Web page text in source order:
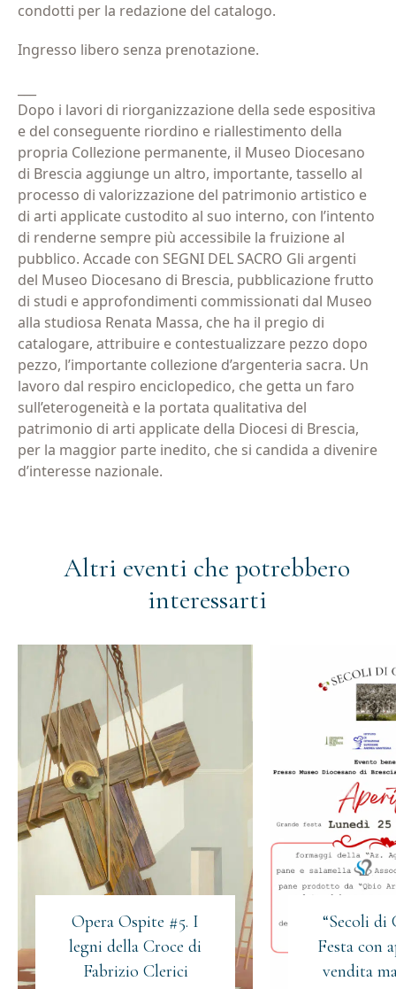
condotti per la redazione del catalogo.
Ingresso libero senza prenotazione.
Dopo i lavori di riorganizzazione della sede espositiva
e del conseguente riordino e riallestimento della
propria Collezione permanente, il Museo Diocesano
di Brescia aggiunge un altro, importante, tassello al
processo di valorizzazione del patrimonio artistico e
di arti applicate custodito al suo interno, con l’intento
di renderne sempre più accessibile la fruizione al
pubblico. Accade con SEGNI DEL SACRO Gli argenti
del Museo Diocesano di Brescia, pubblicazione frutto
di studi e approfondimenti commissionati dal Museo
alla studiosa Renata Massa, che ha il pregio di
catalogare, attribuire e contestualizzare pezzo dopo
pezzo, l’importante collezione d’argenteria sacra. Un
lavoro dal respiro enciclopedico, che getta un faro
sull’eterogeneità e la portata qualitativa del
patrimonio di arti applicate della Diocesi di Brescia,
per la maggior parte inedito, che si candida a divenire
d’interesse nazionale.
Altri eventi che potrebbero
interessarti
Opera Ospite #5. I
legni della Croce di
Fabrizio Clerici
“Secoli di
Festa con
vendita